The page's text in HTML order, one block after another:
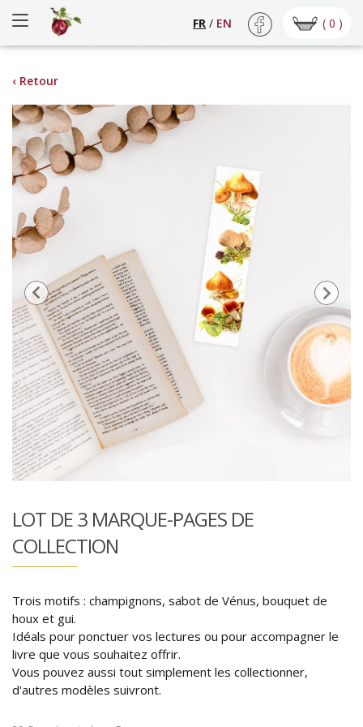
( 0 )
FR / EN
‹ Retour
LOT DE 3 MARQUE-PAGES DE
COLLECTION
Trois motifs : champignons, sabot de Vénus, bouquet de
houx et gui.
Idéals pour ponctuer vos lectures ou pour accompagner le
livre que vous souhaitez offrir.
Vous pouvez aussi tout simplement les collectionner,
d'autres modèles suivront.